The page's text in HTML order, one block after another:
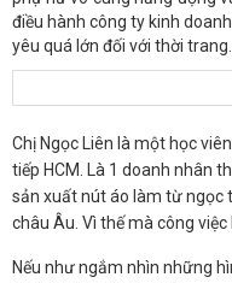
điều hành công ty kinh
yêu quá lớn đối với thời trang.
Chị Ngọc Liên là một học
tiếp HCM. Là 1 doanh nhân
sản xuất nút áo làm từ ngọc
châu Âu. Vì thế mà công
Nếu như ngắm nhìn những